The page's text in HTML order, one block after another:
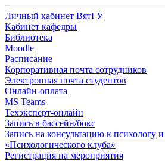
Личный кабинет ВятГУ
Кабинет кафедры
Библиотека
Moodle
Расписание
Корпоративная почта сотрудников
Электронная почта студентов
Онлайн-оплата
MS Teams
Техэксперт-онлайн
Запись в бассейн/бокс
Запись на консультацию к психологу
«Психологического клуба»
Регистрация на мероприятия